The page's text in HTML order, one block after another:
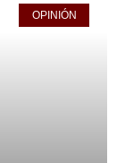
OPINIÓN